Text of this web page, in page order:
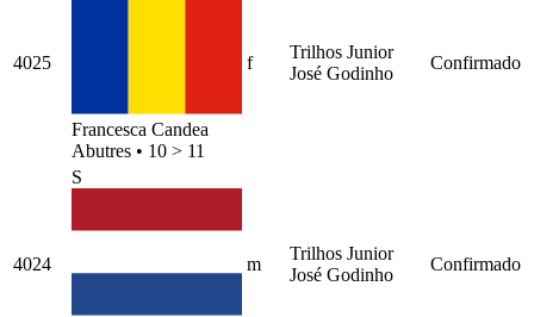
4025
Francesca Candea
Abutres • 10 > 11
f
Trilhos Junior
José Godinho
Confirmado
4024
S
m
Trilhos Junior
José Godinho
Confirmado